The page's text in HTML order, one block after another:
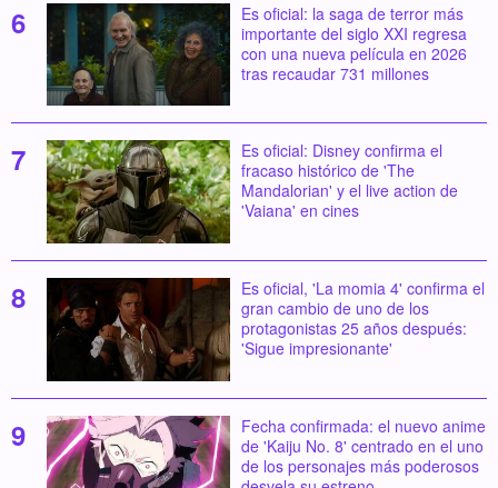
Es oficial: la saga de terror más
importante del siglo XXI regresa
con una nueva película en 2026
tras recaudar 731 millones
Es oficial: Disney confirma el
fracaso histórico de 'The
Mandalorian' y el live action de
'Vaiana' en cines
Es oficial, 'La momia 4' confirma el
gran cambio de uno de los
protagonistas 25 años después:
'Sigue impresionante'
Fecha confirmada: el nuevo anime
de 'Kaiju No. 8' centrado en el uno
de los personajes más poderosos